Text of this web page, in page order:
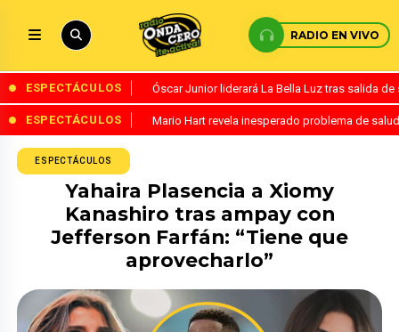
RADIO EN VIVO
ESPECTÁCULOS Óscar Junior liderará La Bella Luz tras salida
ESPECTÁCULOS Mario Hart revela inesperado problema de
ESPECTÁCULOS
Yahaira Plasencia a Xiomy
Kanashiro tras ampay con
Jefferson Farfán: “Tiene que
aprovecharlo”